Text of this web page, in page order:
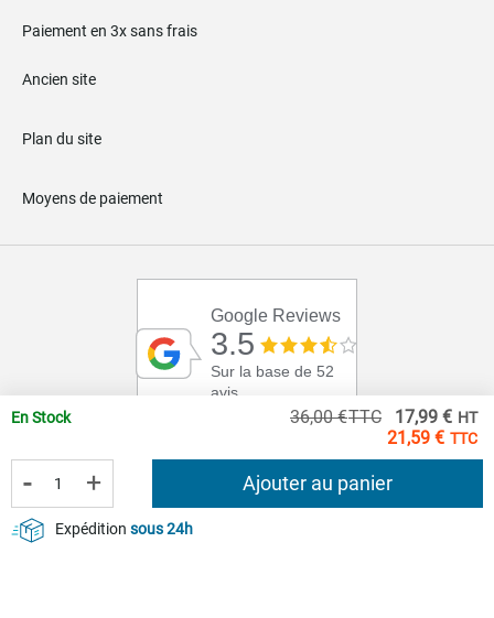
21,59 €
17,99 €
36,00 €
En Stock
- + Ajouter au panier
Expédition sous 24h
Paiement en 3x sans frais
Ancien site
Plan du site
Moyens de paiement
Google Reviews
3.5
Sur la base de 52
avis